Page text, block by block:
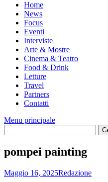
Home
News
Focus
Eventi
Interviste
Arte & Mostre
Cinema & Teatro
Food & Drink
Letture
Travel
Partners
Contatti
Menu principale
pompei painting
Maggio 16, 2025Redazione